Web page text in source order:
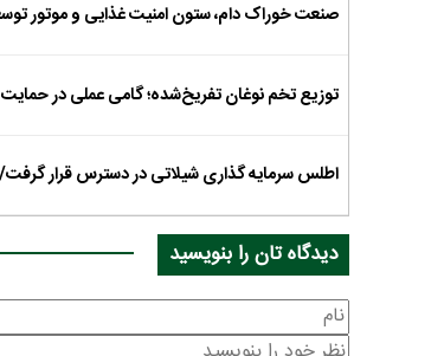
صنعت خوراک دام، ستون امنیت غذایی و موتور
توزیع تخم نوغان تفریخ‌شده؛ گامی عملی در حمایت
اطلس سرمایه گذاری شیلاتی در دسترس قرار گرفت/هدفگذاری
دیدگاه تان را بنویسید